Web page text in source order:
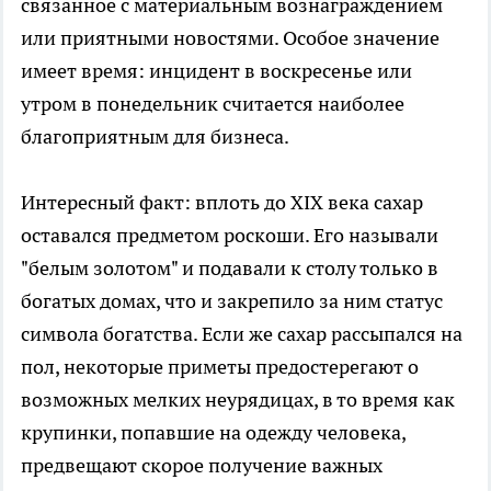
связанное с материальным вознаграждением
или приятными новостями. Особое значение
имеет время: инцидент в воскресенье или
утром в понедельник считается наиболее
благоприятным для бизнеса.
Интересный факт: вплоть до XIX века сахар
оставался предметом роскоши. Его называли
"белым золотом" и подавали к столу только в
богатых домах, что и закрепило за ним статус
символа богатства. Если же сахар рассыпался на
пол, некоторые приметы предостерегают о
возможных мелких неурядицах, в то время как
крупинки, попавшие на одежду человека,
предвещают скорое получение важных